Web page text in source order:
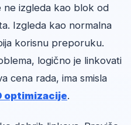
ne izgleda kao blok od
Izgleda kao normalna
korisnu preporuku.
logično je linkovati
cena rada, ima smisla
optimizacije.